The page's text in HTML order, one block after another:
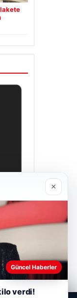
×
Güncel Haberler
verdi!